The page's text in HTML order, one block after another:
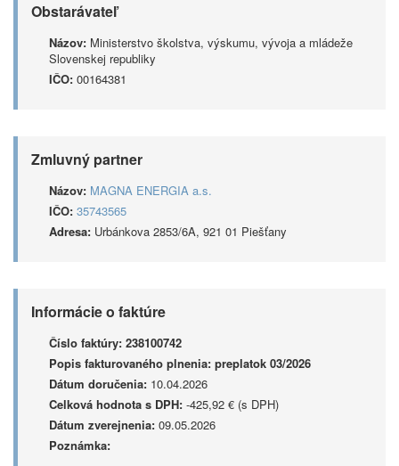
Obstarávateľ
Názov: Ministerstvo školstva, výskumu, vývoja a mládeže
Slovenskej republiky
IČO: 00164381
Zmluvný partner
Názov: MAGNA ENERGIA a.s.
IČO: 35743565
Adresa: Urbánkova 2853/6A, 921 01 Piešťany
Informácie o faktúre
Číslo faktúry: 238100742
Popis fakturovaného plnenia: preplatok 03/2026
Dátum doručenia: 10.04.2026
Celková hodnota s DPH: -425,92 € (s DPH)
Dátum zverejnenia: 09.05.2026
Poznámka: